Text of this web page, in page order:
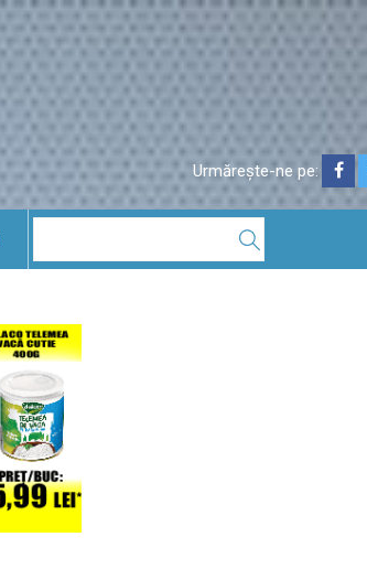
Urmărește-ne pe: